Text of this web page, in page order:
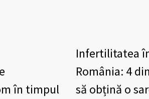
în timpul
Infertilitatea
România: 4
să obțină o